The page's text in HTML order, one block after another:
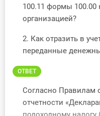
Учет по отраслям
Юридический
Интернет-магазин
О Системе
Обучение
100.11 формы 100.00
организацией?
2. Как отразить в
переданные
ОТВЕТ
Согласно Правилам
отчетности